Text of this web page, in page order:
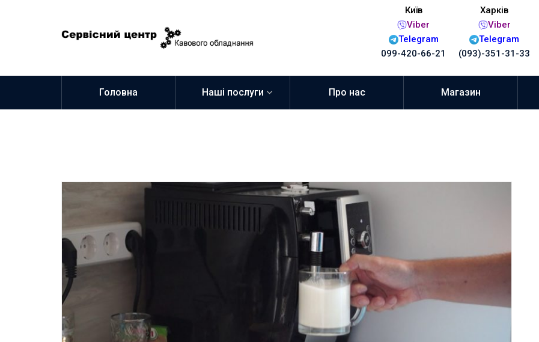
Київ
Viber
Telegram
099-420-66-21
Харків
Viber
Telegram
(093)-351-31-33
Головна Наші послуги Про нас Магазин